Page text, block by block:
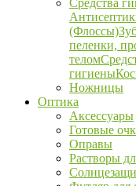
Средства
(Флоссы)
пеленки,
телом
гигиены
Ножницы
Оптика
Аксессуары
Готовые
Оправы
Растворы